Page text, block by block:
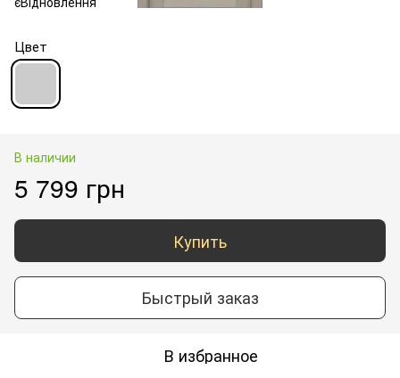
Цвет
В наличии
5 799 грн
Купить
Быстрый заказ
В избранное